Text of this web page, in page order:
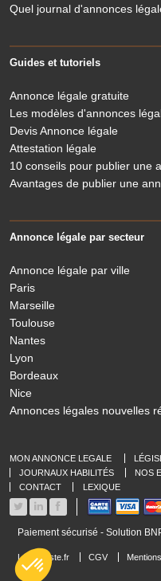
Quel journal d'annonces
Guides et tutoriels
Annonce légale gratuite
Les modèles d'annonces
Devis Annonce légale
Attestation légale
10 conseils pour publier une
Avantages de publier une
Annonce légale par secteur
Annonce légale par ville
Paris
Marseille
Toulouse
Nantes
Lyon
Bordeaux
Nice
Annonces légales nouvelles
MON ANNONCE LEGALE
JOURNAUX HABILITÉS
NOS
CONTACT
LEXIQUE
Paiement sécurisé - Solution
LeLegaliste.fr CGV